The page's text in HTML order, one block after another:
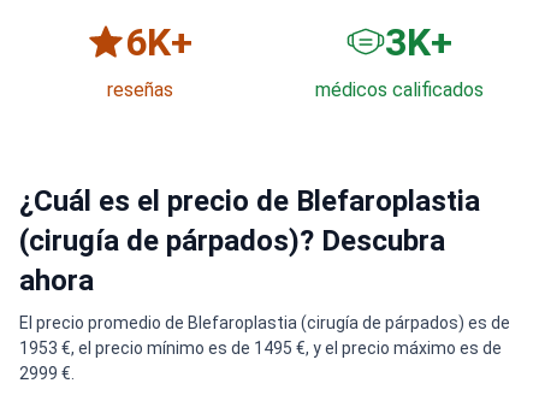
6K+
reseñas
3K+
médicos calificados
¿Cuál es el precio de Blefaroplastia
(cirugía de párpados)? Descubra
ahora
El precio promedio de Blefaroplastia (cirugía de párpados) es de
1953 €, el precio mínimo es de 1495 €, y el precio máximo es de
2999 €.